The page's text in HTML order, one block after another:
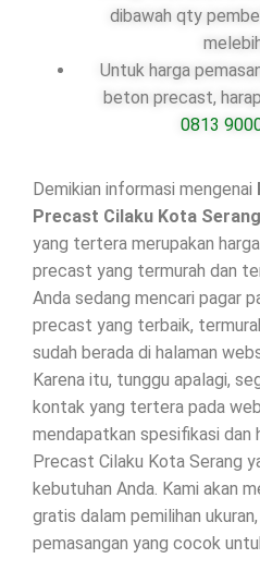
dibawah qty
Untuk harga
beton precast,
0813
Demikian informasi mengenai
Precast Cilaku Kota Serang
yang tertera merupakan
precast yang termurah dan
Anda sedang mencari pagar
precast yang terbaik,
sudah berada di halaman
Karena itu, tunggu apalagi,
kontak yang tertera pada
mendapatkan spesifikasi dan
Precast Cilaku Kota Serang
kebutuhan Anda. Kami akan
gratis dalam pemilihan
pemasangan yang cocok